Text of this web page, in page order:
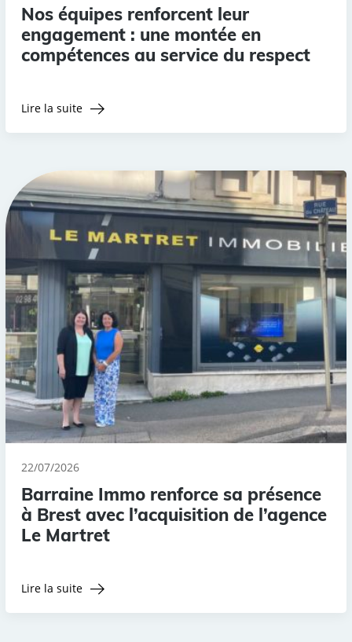
Nos équipes renforcent leur
engagement : une montée en
compétences au service du respect
Lire la suite
22/07/2026
Barraine Immo renforce sa présence
à Brest avec l’acquisition de l’agence
Le Martret
Lire la suite